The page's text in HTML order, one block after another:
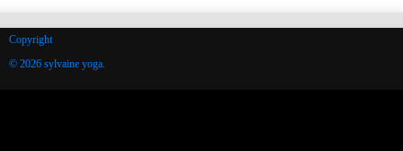
Copyright
© 2026 sylvaine yoga.